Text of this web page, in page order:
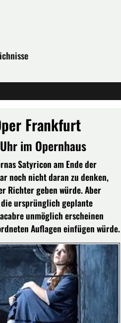
Frankfurt
im Opernhaus
Satyricon am Ende der
noch nicht daran zu denken,
Richter geben würde. Aber
ursprünglich geplante
unmöglich erscheinen
Auflagen einfügen würde.